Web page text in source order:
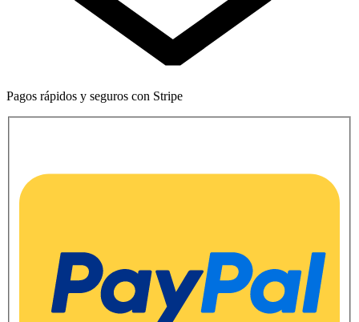
Pagos rápidos y seguros con Stripe